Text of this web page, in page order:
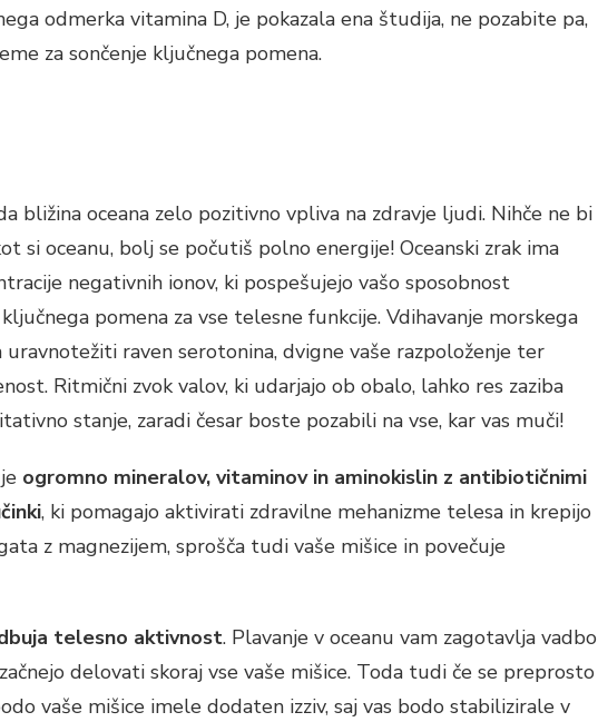
odmerka vitamina D, je pokazala ena študija, ne pozabite pa,
za sončenje ključnega pomena.
bližina oceana zelo pozitivno vpliva na zdravje ljudi. Nihče ne bi
si oceanu, bolj se počutiš polno energije! Oceanski zrak ima
negativnih ionov, ki pospešujejo vašo sposobnost
pomena za vse telesne funkcije. Vdihavanje morskega
raven serotonina, dvigne vaše razpoloženje ter
Ritmični zvok valov, ki udarjajo ob obalo, lahko res zaziba
stanje, zaradi česar boste pozabili na vse, kar vas muči!
ogromno mineralov, vitaminov in aminokislin z antibiotičnimi
, ki pomagajo aktivirati zdravilne mehanizme telesa in krepijo
z magnezijem, sprošča tudi vaše mišice in povečuje
telesno aktivnost. Plavanje v oceanu vam zagotavlja vadbo
delovati skoraj vse vaše mišice. Toda tudi če se preprosto
vaše mišice imele dodaten izziv, saj vas bodo stabilizirale v